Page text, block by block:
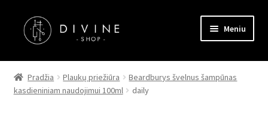
Pereiti
prie
Pereiti
prie
Meniu
Pagrindinis
Parduotuvė
Pradžia Plaukų priežiūra
Beardburys švelnus šampūnas
kasdieniniam naudojimui 100ml
daily